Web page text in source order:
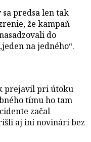
predsa len tak
že kampaň
do
na jedného“.
prejavil pri útoku
tímu ho tam
začal
aj iní novinári bez